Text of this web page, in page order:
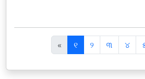
«पि
छ
ला
୧ ୨ ୩ ୪